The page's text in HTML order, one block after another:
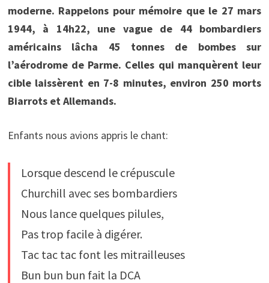
moderne. Rappelons pour mémoire que le 27 mars
1944, à 14h22, une vague de 44 bombardiers
américains lâcha 45 tonnes de bombes sur
l’aérodrome de Parme. Celles qui manquèrent leur
cible laissèrent en 7-8 minutes, environ 250 morts
Biarrots et Allemands.
Enfants nous avions appris le chant:
Lorsque descend le crépuscule
Churchill avec ses bombardiers
Nous lance quelques pilules,
Pas trop facile à digérer.
Tac tac tac font les mitrailleuses
Bun bun bun fait la DCA